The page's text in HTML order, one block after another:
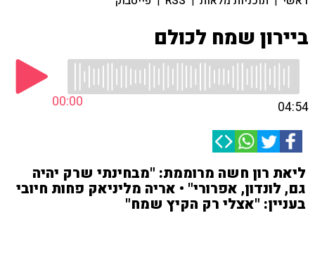
ביירון שמח לכולם
00:00 04:54
ליאת רון חשה מרוממת: "מבחינתי שרק יהיה
גם, לונדון, אפרורי" • אריה מליניאק פחות חיובי
בעניין: "אצלי רק הקיץ שמח"